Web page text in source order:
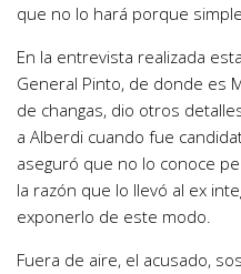
que no lo hará porque
En la entrevista realizada
General Pinto, de donde es
de changas, dio otros
a Alberdi cuando fue
aseguró que no lo conoce
la razón que lo llevó al ex
exponerlo de este modo.
Fuera de aire, el acusado,